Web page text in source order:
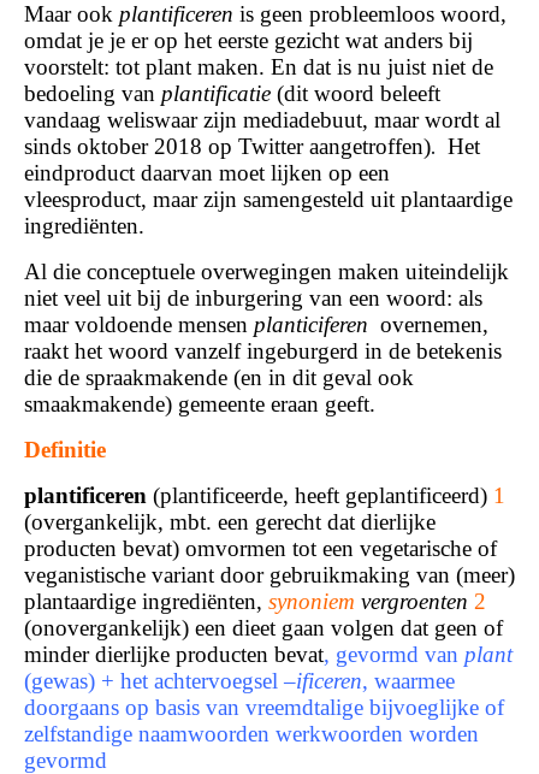
Maar ook plantificeren is geen probleemloos woord,
omdat je je er op het eerste gezicht wat anders bij
voorstelt: tot plant maken. En dat is nu juist niet de
bedoeling van plantificatie (dit woord beleeft
vandaag weliswaar zijn mediadebuut, maar wordt al
sinds oktober 2018 op Twitter aangetroffen). Het
eindproduct daarvan moet lijken op een
vleesproduct, maar zijn samengesteld uit plantaardige
ingrediënten.
Al die conceptuele overwegingen maken uiteindelijk
niet veel uit bij de inburgering van een woord: als
maar voldoende mensen planticiferen overnemen,
raakt het woord vanzelf ingeburgerd in de betekenis
die de spraakmakende (en in dit geval ook
smaakmakende) gemeente eraan geeft.
Definitie
plantificeren (plantificeerde, heeft geplantificeerd) 1
(overgankelijk, mbt. een gerecht dat dierlijke
producten bevat) omvormen tot een vegetarische of
veganistische variant door gebruikmaking van (meer)
plantaardige ingrediënten, synoniem vergroenten 2
(onovergankelijk) een dieet gaan volgen dat geen of
minder dierlijke producten bevat, gevormd van plant
(gewas) + het achtervoegsel –ificeren, waarmee
doorgaans op basis van vreemdtalige bijvoeglijke of
zelfstandige naamwoorden werkwoorden worden
gevormd